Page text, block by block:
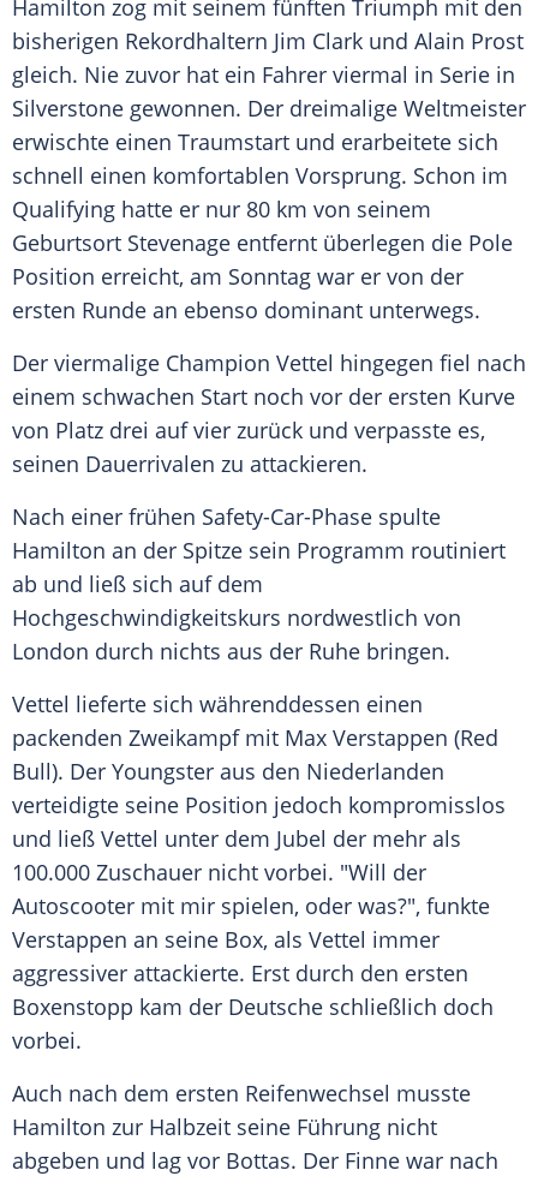
Hamilton zog mit seinem fünften Triumph mit den
bisherigen Rekordhaltern Jim Clark und Alain Prost
gleich. Nie zuvor hat ein Fahrer viermal in Serie in
Silverstone gewonnen. Der dreimalige Weltmeister
erwischte einen Traumstart und erarbeitete sich
schnell einen komfortablen Vorsprung. Schon im
Qualifying hatte er nur 80 km von seinem
Geburtsort Stevenage entfernt überlegen die Pole
Position erreicht, am Sonntag war er von der
ersten Runde an ebenso dominant unterwegs.
Der viermalige Champion Vettel hingegen fiel nach
einem schwachen Start noch vor der ersten Kurve
von Platz drei auf vier zurück und verpasste es,
seinen Dauerrivalen zu attackieren.
Nach einer frühen Safety-Car-Phase spulte
Hamilton an der Spitze sein Programm routiniert
ab und ließ sich auf dem
Hochgeschwindigkeitskurs nordwestlich von
London durch nichts aus der Ruhe bringen.
Vettel lieferte sich währenddessen einen
packenden Zweikampf mit Max Verstappen (Red
Bull). Der Youngster aus den Niederlanden
verteidigte seine Position jedoch kompromisslos
und ließ Vettel unter dem Jubel der mehr als
100.000 Zuschauer nicht vorbei. "Will der
Autoscooter mit mir spielen, oder was?", funkte
Verstappen an seine Box, als Vettel immer
aggressiver attackierte. Erst durch den ersten
Boxenstopp kam der Deutsche schließlich doch
vorbei.
Auch nach dem ersten Reifenwechsel musste
Hamilton zur Halbzeit seine Führung nicht
abgeben und lag vor Bottas. Der Finne war nach